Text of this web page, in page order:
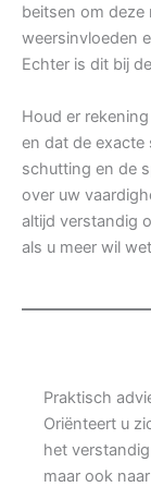
beitsen om deze
weersinvloeden
Echter is dit bij
Houd er
en dat de
schutting en de
over uw
altijd verstandig
als u meer wil
Praktisch
Oriënteert u
het
maar ook